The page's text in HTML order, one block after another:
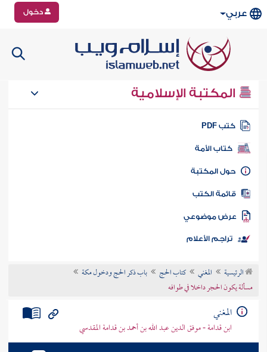
عربي دخول
المكتبة الإسلامية
كتب PDF
كتاب الأمة
المكتبة
الكتب
موضوعي
تراجم الأعلام
الرئيسية المغني كتاب الحج
باب ذكر الحج ودخول مكة
مسألة يكون الحجر داخلا في طوافه
المغني
ابن قدامة - موفق الدين عبد الله بن أحمد بن قدامة المقدسي